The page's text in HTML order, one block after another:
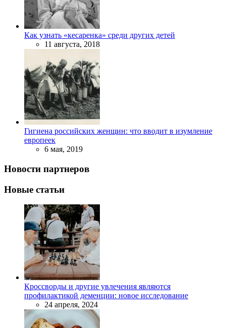
Как узнать «кесаренка» среди других детей
11 августа, 2018
Гигиена российских женщин: что вводит в изумление
европеек
6 мая, 2019
Новости партнеров
Новые статьи
Кроссворды и другие увлечения являются
профилактикой деменции: новое исследование
24 апреля, 2024